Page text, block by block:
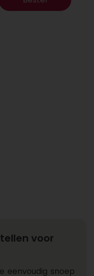
voor
eenvoudig snoep